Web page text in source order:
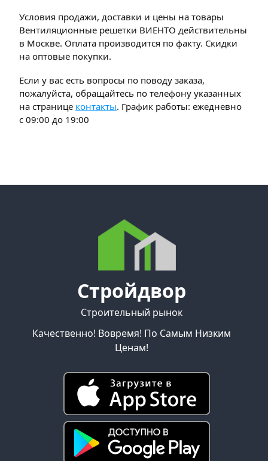
Условия продажи, доставки и цены на товары
Вентиляционные решетки ВИЕНТО действительны
в Москве. Оплата производится по факту. Скидки
на оптовые покупки.
Если у вас есть вопросы по поводу заказа,
пожалуйста, обращайтесь по телефону указанных
на странице контакты. График работы: ежедневно
с 09:00 до 19:00
Стройдвор
Строительный рынок
Качественно! Вовремя! По Самым Низким
Ценам!